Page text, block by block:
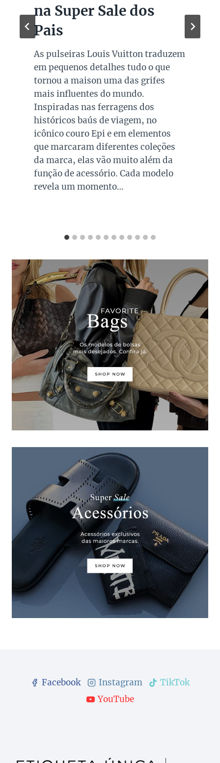
na Super Sale dos
Pais
As pulseiras Louis Vuitton traduzem
em pequenos detalhes tudo o que
tornou a maison uma das grifes
mais influentes do mundo.
Inspiradas nas ferragens dos
históricos baús de viagem, no
icônico couro Epi e em elementos
que marcaram diferentes coleções
da marca, elas vão muito além da
função de acessório. Cada modelo
revela um momento…
Facebook Instagram
TikTok
YouTube